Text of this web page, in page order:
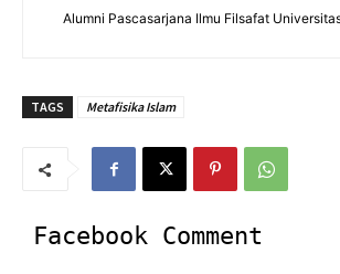
Alumni Pascasarjana Ilmu Filsafat
TAGS Metafisika Islam
Facebook Comment